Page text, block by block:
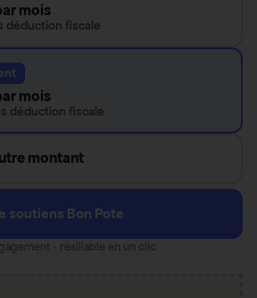
mois
déduction fiscale
mois
déduction fiscale
montant
soutiens Bon Pote
· résiliable en un clic